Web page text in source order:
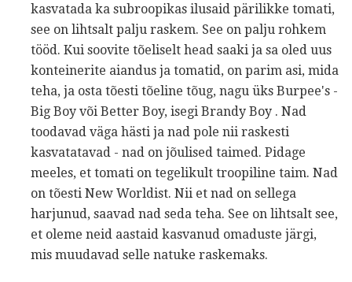
kasvatada ka subroopikas ilusaid pärilikke tomati,
see on lihtsalt palju raskem. See on palju rohkem
tööd. Kui soovite tõeliselt head saaki ja sa oled uus
konteinerite aiandus ja tomatid, on parim asi, mida
teha, ja osta tõesti tõeline tõug, nagu üks Burpee's -
Big Boy või Better Boy, isegi Brandy Boy . Nad
toodavad väga hästi ja nad pole nii raskesti
kasvatatavad - nad on jõulised taimed. Pidage
meeles, et tomati on tegelikult troopiline taim. Nad
on tõesti New Worldist. Nii et nad on sellega
harjunud, saavad nad seda teha. See on lihtsalt see,
et oleme neid aastaid kasvanud omaduste järgi,
mis muudavad selle natuke raskemaks.